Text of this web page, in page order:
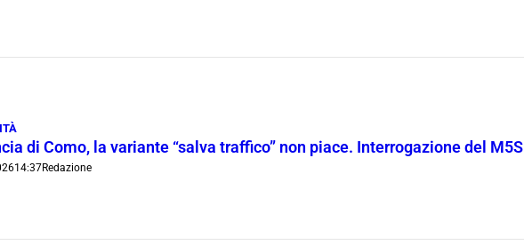
di Como, la variante “salva traffico” non piace. Interrogazione del M5S
14:37Redazione